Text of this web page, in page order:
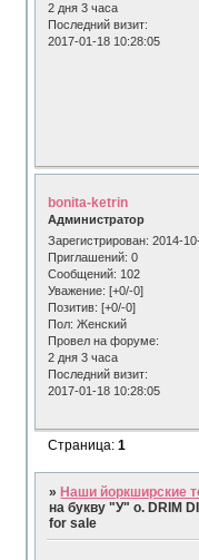
2 дня 3 часа
Последний визит:
2017-01-18 10:28:05
bonita-ketrin
Администратор
Зарегистрирован: 2014-
Приглашений: 0
Сообщений: 102
Уважение: [+0/-0]
Позитив: [+0/-0]
Пол: Женский
Провел на форуме:
2 дня 3 часа
Последний визит:
2017-01-18 10:28:05
Страница:1
»Наши йоркширские
на букву "У" о. DRIM
for sale